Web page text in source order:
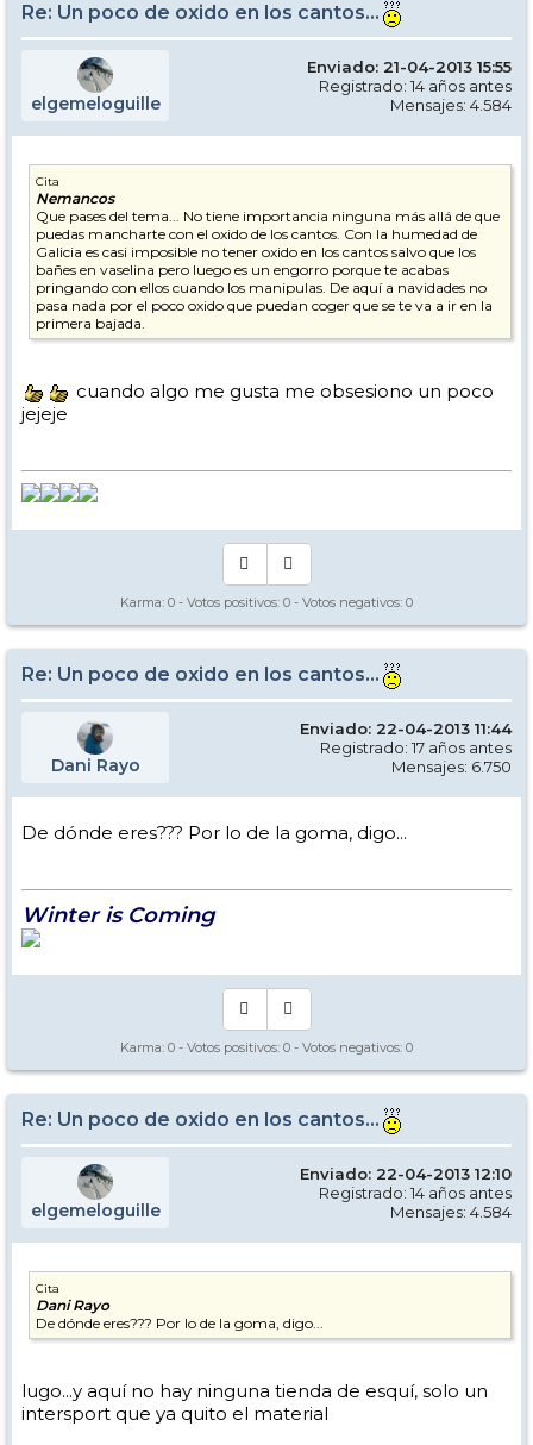
Re: Un poco de oxido en los cantos...
elgemeloguille
Enviado: 21-04-2013 15:55
Registrado: 14 años antes
Mensajes: 4.584
Cita
Nemancos
Que pases del tema... No tiene importancia ninguna más allá de que
puedas mancharte con el oxido de los cantos. Con la humedad de
Galicia es casi imposible no tener oxido en los cantos salvo que los
bañes en vaselina pero luego es un engorro porque te acabas
pringando con ellos cuando los manipulas. De aquí a navidades no
pasa nada por el poco oxido que puedan coger que se te va a ir en la
primera bajada.
cuando algo me gusta me obsesiono un poco
jejeje
Karma: 0 - Votos positivos: 0 - Votos negativos: 0
Re: Un poco de oxido en los cantos...
Dani Rayo
Enviado: 22-04-2013 11:44
Registrado: 17 años antes
Mensajes: 6.750
De dónde eres??? Por lo de la goma, digo...
Winter is Coming
Karma: 0 - Votos positivos: 0 - Votos negativos: 0
Re: Un poco de oxido en los cantos...
elgemeloguille
Enviado: 22-04-2013 12:10
Registrado: 14 años antes
Mensajes: 4.584
Cita
Dani Rayo
De dónde eres??? Por lo de la goma, digo...
lugo...y aquí no hay ninguna tienda de esquí, solo un
intersport que ya quito el material